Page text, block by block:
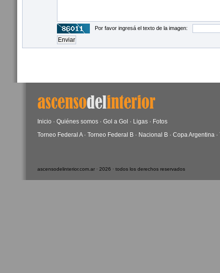
Por favor ingresá el texto de la imagen:
Inicio · Quiénes somos · Gol a Gol · Ligas · Fotos
Torneo Federal A· Torneo Federal B · Nacional B · Copa Argentina ·
ascensodelinterior.com.ar · 2026 · todos los derechos reservados